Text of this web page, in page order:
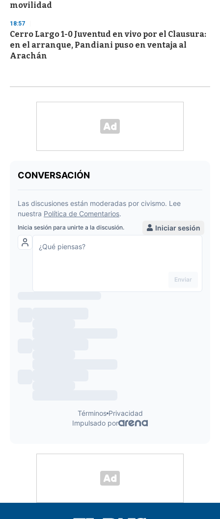
movilidad
18:57
Cerro Largo 1-0 Juventud en vivo por el Clausura:
en el arranque, Pandiani puso en ventaja al
Arachán